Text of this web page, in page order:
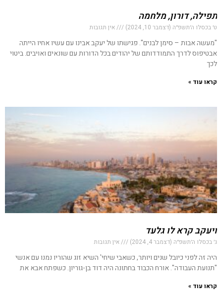
תפילה, דורון, מלחמה
ט׳ בכסלו ה׳תשפ״ה (דצמבר 10, 2024) אין תגובות
"מעשה אבות – סימן לבנים". פגישתו של יעקב אבינו עם עשיו אחיו הייתה
אבטיפוס לדרך התמודדותם של יהודים בכל הדורות עם שונאים ואויבים. ביטוי
לכך
קראו עוד »
ויעקב קרא לו גלעד
ג׳ בכסלו ה׳תשפ״ה (דצמבר 4, 2024) אין תגובות
היה זה לפני כיובל שנים ויותר, כשאבי שיחי' השיא זוג שהוריו נמנו עם אנשי
"תנועת העבודה". אורח הכבוד בחתונה היה דוד בן-גוריון. כשפתח אבא את
קראו עוד »